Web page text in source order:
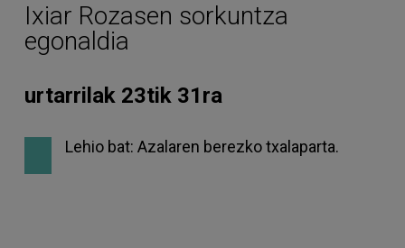
Ixiar Rozasen sorkuntza
egonaldia
urtarrilak 23tik 31ra
Lehio bat: Azalaren berezko txalaparta.